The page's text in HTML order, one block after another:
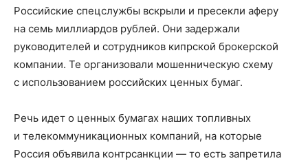
Российские спецслужбы вскрыли и пресекли аферу
на семь миллиардов рублей. Они задержали
руководителей и сотрудников кипрской брокерской
компании. Те организовали мошенническую схему
с использованием российских ценных бумаг.
Речь идет о ценных бумагах наших топливных
и телекоммуникационных компаний, на которые
Россия объявила контрсанкции — то есть запретила